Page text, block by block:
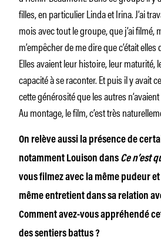
filles, en particulier Linda et Irina. J’ai
mois avec tout le groupe, que j’ai filmé,
m’empêcher de me dire que c’était
Elles avaient leur histoire, leur maturité,
capacité à se raconter. Et puis il y avait
cette générosité que les autres
Au montage, le film, c’est très
On relève aussi la présence de
notamment Louison dans Ce n’est
vous filmez avec la même pudeur
même entretient dans sa relation
Comment avez-vous appréhendé
des sentiers battus ?